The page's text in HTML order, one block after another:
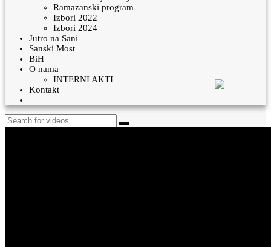
Ramazanski program
Izbori 2022
Izbori 2024
Jutro na Sani
Sanski Most
BiH
O nama
INTERNI AKTI
Kontakt